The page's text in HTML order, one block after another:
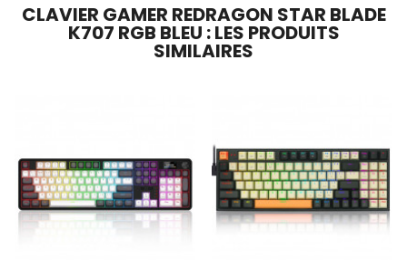
CLAVIER GAMER REDRAGON STAR BLADE
K707 RGB BLEU : LES PRODUITS
SIMILAIRES